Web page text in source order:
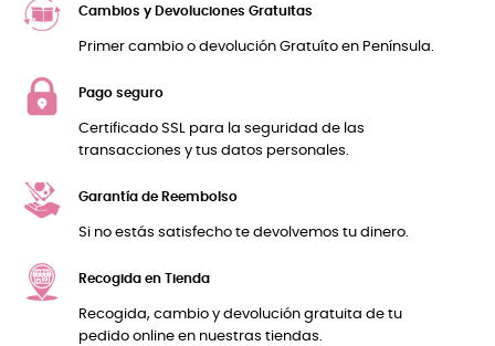
Cambios y Devoluciones Gratuitas
Primer cambio o devolución Gratuíto en Península.
Pago seguro
Certificado SSL para la seguridad de las
transacciones y tus datos personales.
Garantía de Reembolso
Si no estás satisfecho te devolvemos tu dinero.
Recogida en Tienda
Recogida, cambio y devolución gratuita de tu
pedido online en nuestras tiendas.